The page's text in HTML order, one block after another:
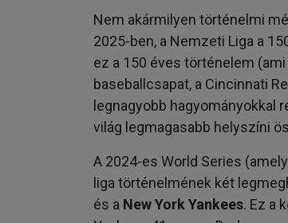
Nem akármilyen történelmi
2025-ben, a Nemzeti Liga a
ez a 150 éves történelem
baseballcsapat, a Cincinnati
legnagyobb hagyományokkal
világ legmagasabb helyszíni
A 2024-es World Series
liga történelmének két
és a New York Yankees. Ez a